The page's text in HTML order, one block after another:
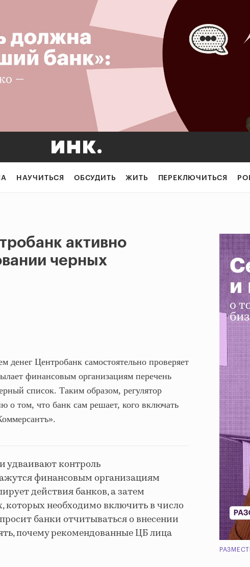
НАУЧИТЬСЯ ОБСУДИТЬ ЖИТЬ ПЕРЕКЛЮЧИТЬСЯ
активно
черных
денег Центробанк самостоятельно проверяет
финансовым организациям перечень
список. Таким образом, регулятор
о том, что банк сам решает, кого включать
удваивают контроль
финансовым организациям
действия банков, а затем
необходимо включить в число
банки отчитываться о внесении
почему рекомендованные ЦБ лица